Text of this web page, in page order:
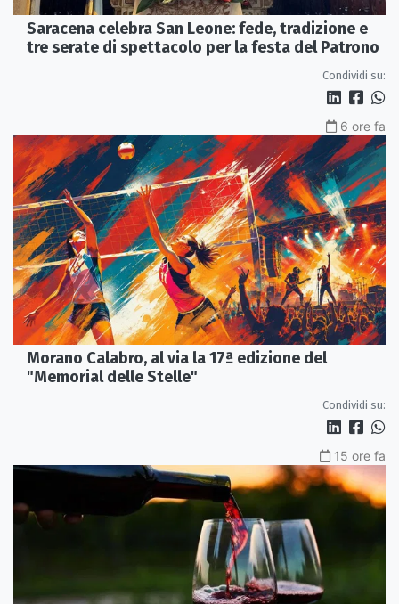
Saracena celebra San Leone: fede, tradizione e
tre serate di spettacolo per la festa del Patrono
Condividi su:
6 ore fa
Morano Calabro, al via la 17ª edizione del
"Memorial delle Stelle"
Condividi su:
15 ore fa